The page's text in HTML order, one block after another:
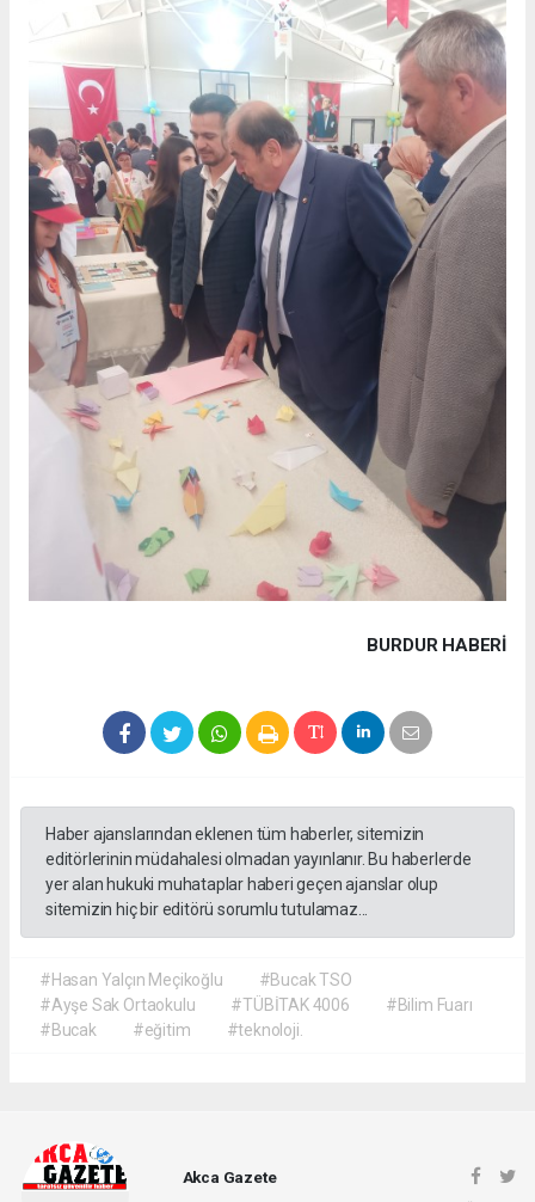
BURDUR HABERİ
Haber ajanslarından eklenen tüm haberler, sitemizin
editörlerinin müdahalesi olmadan yayınlanır. Bu haberlerde
yer alan hukuki muhataplar haberi geçen ajanslar olup
sitemizin hiç bir editörü sorumlu tutulamaz...
#Hasan Yalçın Meçikoğlu
#Bucak TSO
#Ayşe Sak Ortaokulu
#TÜBİTAK 4006
#Bilim Fuarı
#Bucak
#eğitim #teknoloji.
Akca Gazete